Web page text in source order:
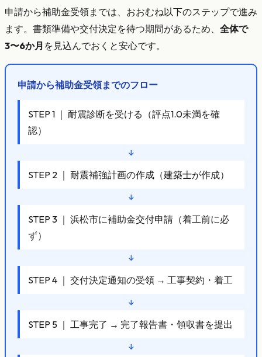
申請から補助金受領までは、おおむね以下のステップで進み
ます。書類準備や交付決定を待つ期間があるため、 全体で
3〜6か月 を見込んでおくと安心です。
申請から補助金受領までのフロー
STEP 1 ｜ 耐震診断を受ける（評点1.0未満を確
認）
↓
STEP 2 ｜ 耐震補強計画の作成（建築士が作成）
↓
STEP 3 ｜ 浜松市に補助金交付申請（着工前に必
ず）
↓
STEP 4 ｜ 交付決定通知の受領 → 工事契約・着工
↓
STEP 5 ｜ 工事完了 → 完了報告書・領収書を提出
↓